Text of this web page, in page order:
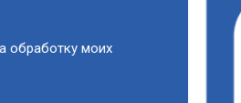
обработку моих